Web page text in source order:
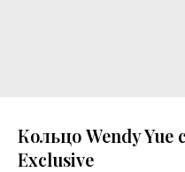
Кольцо Wendy
Exclusive